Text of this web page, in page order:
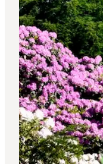
Øhop
Outdoor
Det sker